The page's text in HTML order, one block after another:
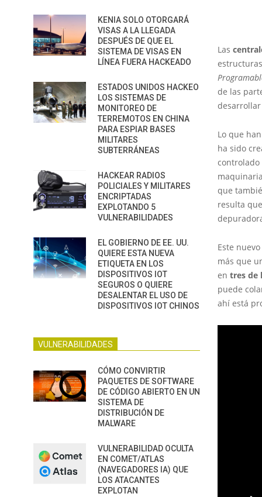
Las
de las
Lo que
ha sido
controlado
que
resulta
Este
más que
en tres de
puede
ahí está
KENIA SOLO OTORGARÁ
VISAS A LA LLEGADA
DESPUÉS DE QUE EL
SISTEMA DE VISAS EN
LÍNEA FUERA HACKEADO
ESTADOS UNIDOS HACKEO
LOS SISTEMAS DE
MONITOREO DE
TERREMOTOS EN CHINA
PARA ESPIAR BASES
MILITARES
SUBTERRÁNEAS
HACKEAR RADIOS
POLICIALES Y MILITARES
ENCRIPTADAS
EXPLOTANDO 5
VULNERABILIDADES
EL GOBIERNO DE EE. UU.
QUIERE ESTA NUEVA
ETIQUETA EN LOS
DISPOSITIVOS IOT
SEGUROS O QUIERE
DESALENTAR EL USO DE
DISPOSITIVOS IOT CHINOS
VULNERABILIDADES
CÓMO CONVIRTIR
PAQUETES DE SOFTWARE
DE CÓDIGO ABIERTO EN UN
SISTEMA DE
DISTRIBUCIÓN DE
MALWARE
VULNERABILIDAD OCULTA
EN COMET/ATLAS
(NAVEGADORES IA) QUE
LOS ATACANTES
EXPLOTAN